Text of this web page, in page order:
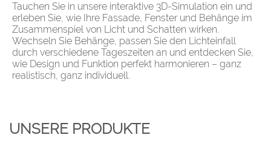
Tauchen Sie in unsere interaktive 3D-Simulation ein und
erleben Sie, wie Ihre Fassade, Fenster und Behänge im
Zusammenspiel von Licht und Schatten wirken.
Wechseln Sie Behänge, passen Sie den Lichteinfall
durch verschiedene Tageszeiten an und entdecken Sie,
wie Design und Funktion perfekt harmonieren – ganz
realistisch, ganz individuell.
UNSERE PRODUKTE